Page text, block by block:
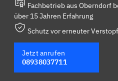
Fachbetrieb aus Oberndorf
über 15 Jahren Erfahrung
Schutz vor erneuter
Jetzt anrufen
08938037711